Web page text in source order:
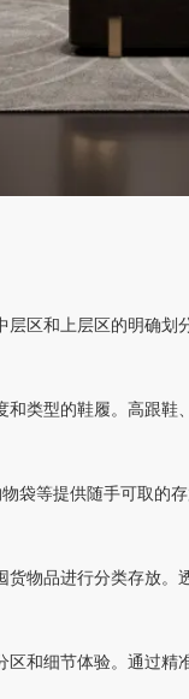
区和上层区的明确划
类型的鞋履。高跟鞋
袋等提供随手可取的
物品进行分类存放
和细节体验。通过